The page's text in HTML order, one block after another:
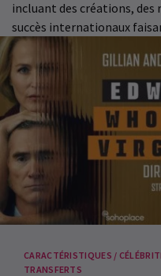
incluant des créations,
succès internationaux
CARACTÉRISTIQUES /
TRANSFERTS